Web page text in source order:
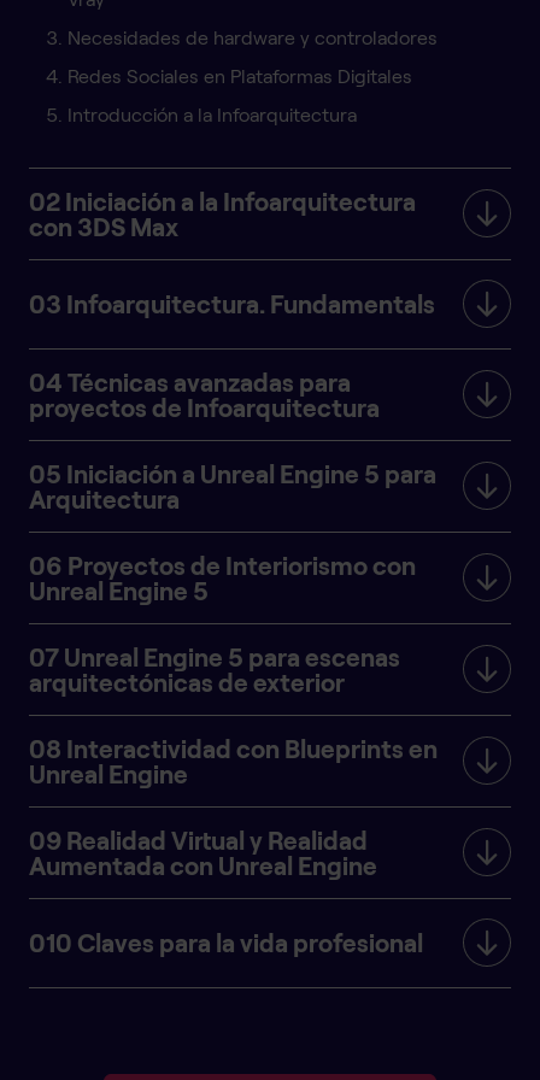
Necesidades de hardware y controladores
Redes Sociales en Plataformas Digitales
Introducción a la Infoarquitectura
02 Iniciación a la Infoarquitectura
con 3DS Max
03 Infoarquitectura. Fundamentals
04 Técnicas avanzadas para
proyectos de Infoarquitectura
05 Iniciación a Unreal Engine 5 para
Arquitectura
06 Proyectos de Interiorismo con
Unreal Engine 5
07 Unreal Engine 5 para escenas
arquitectónicas de exterior
08 Interactividad con Blueprints en
Unreal Engine
09 Realidad Virtual y Realidad
Aumentada con Unreal Engine
010 Claves para la vida profesional